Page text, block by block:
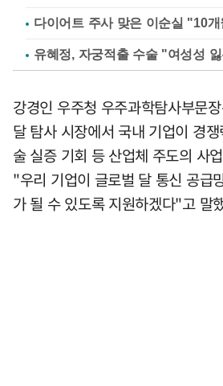
다이어트 주사 맞은 이순실 "10
유혜정, 자궁적출 수술 "여성성
강경인 우주청 우주과학탐사부문
달 탐사 시장에서 국내 기업이 경
술 실증 기회 등 산업체 주도의 사
"우리 기업이 글로벌 달 통신 공급
가 될 수 있도록 지원하겠다"고 말